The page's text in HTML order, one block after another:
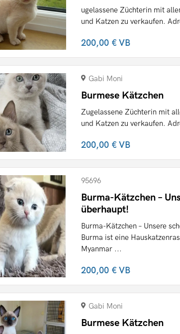
ugelassene Züchterin mit
und Katzen zu verkaufen.
200,00 €VB
Gabi Moni
Burmese Kätzchen
Zugelassene Züchterin mit
und Katzen zu verkaufen.
200,00 €VB
95696
Burma-Kätzchen –
überhaupt!
Burma-Kätzchen – Unsere
Burma ist eine
Myanmar ...
200,00 €VB
Gabi Moni
Burmese Kätzchen